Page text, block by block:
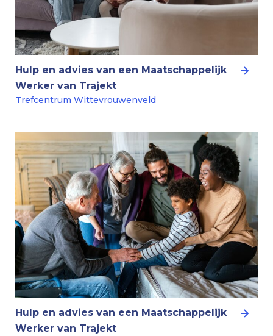
Hulp en advies van een Maatschappelijk
Werker van Trajekt
Trefcentrum Wittevrouwenveld
Hulp en advies van een Maatschappelijk
Werker van Trajekt